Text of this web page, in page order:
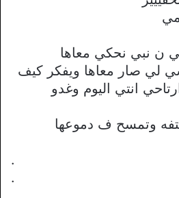
ن نبي نحكي معاها
لي صار معاها ويفكر كيف
انتي اليوم وغدو
وتمسح ف دموعها
.
.